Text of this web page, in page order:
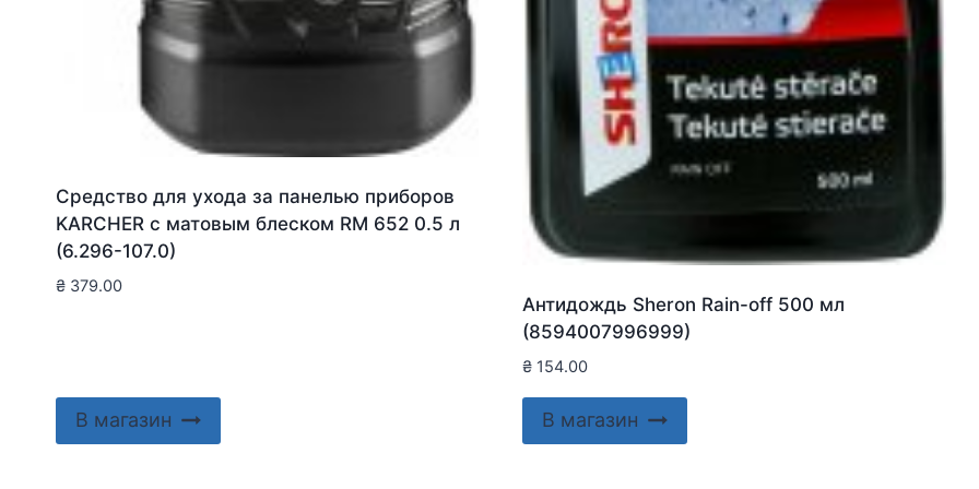
Средство для ухода за панелью приборов
KARCHER с матовым блеском RM 652 0.5 л
(6.296-107.0)
₴ 379.00
В магазин
Антидождь Sheron Rain-off 500 мл
(8594007996999)
₴ 154.00
В магазин